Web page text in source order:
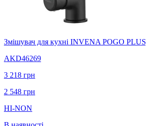
Змішувач для кухні INVENA POGO
AKD46269
3 218 грн
2 548 грн
HI-NON